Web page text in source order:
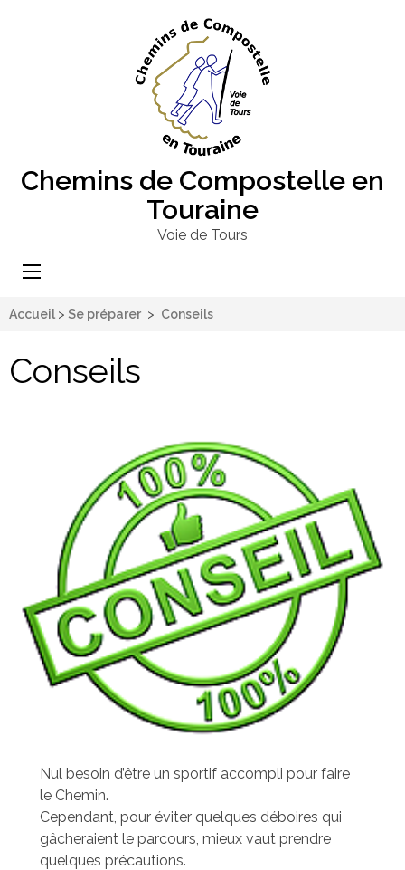
Chemins de Compostelle en
Touraine
Voie de Tours
Accueil > Se préparer > Conseils
Conseils
Nul besoin d’être un sportif accompli pour faire
le Chemin.
Cependant, pour éviter quelques déboires qui
gâcheraient le parcours, mieux vaut prendre
quelques précautions.